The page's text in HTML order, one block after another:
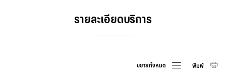
รายละเอียดบริการ
ขยายทั้งหมด พิมพ์